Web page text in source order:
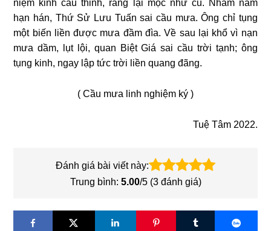
niệm kinh cầu thỉnh, răng lại mọc như cũ. Nhằm năm
hạn hán, Thứ Sử Lưu Tuấn sai cầu mưa. Ông chỉ tụng
một biến liền được mưa đầm đìa. Về sau lại khổ vì nạn
mưa dầm, lụt lội, quan Biệt Giá sai cầu trời tạnh; ông
tụng kinh, ngay lập tức trời liền quang đãng.
( Cầu mưa linh nghiệm ký )
Tuệ Tâm 2022.
Đánh giá bài viết này:
Trung bình: 5.00/5 (3đánh giá)